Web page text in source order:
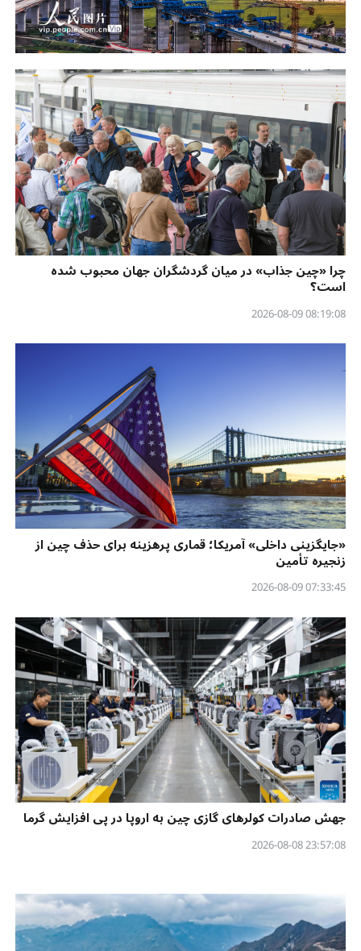
چرا «چین جذاب» در میان گردشگران جهان محبوب شده
است؟
08:19:08 2026-08-09
«جایگزینی داخلی» آمریکا؛ قماری پرهزینه برای حذف چین از
زنجیره تأمین
07:33:45 2026-08-09
جهش صادرات کولرهای گازی چین به اروپا در پی افزایش گرما
23:57:08 2026-08-08